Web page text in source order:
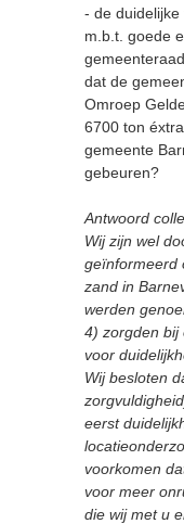
- de
m.b.t. goede
dat de
Omroep
6700 ton
gemeente
gebeuren?
Antwoord
Wij zijn wel
geïnformeerd
zand in
werden
4) zorgden bij
voor
Wij besloten
eerst
voorkomen
voor meer
die wij met u